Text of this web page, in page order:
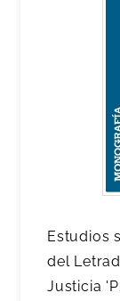
Estudios
del
Justicia